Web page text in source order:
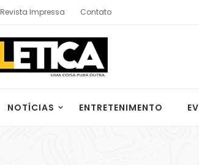
Revista Impressa Contato
NOTÍCIAS ENTRETENIMENTO